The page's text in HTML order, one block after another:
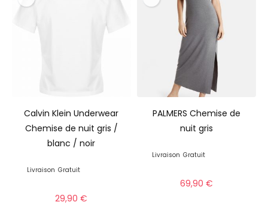
Calvin Klein Underwear
Chemise de nuit gris /
blanc / noir
Livraison Gratuit
29,90€
PALMERS Chemise de
nuit gris
Livraison Gratuit
69,90 €